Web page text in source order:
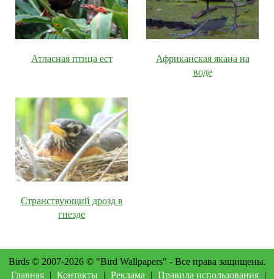
Атласная птица ест
Африканская якана на
воде
Странствующий дрозд в
гнезде
Birds © 2007-2026 © "Bird Wallpapers" - Все права защищены.
Главная | Контакты | Реклама | Правила использования |